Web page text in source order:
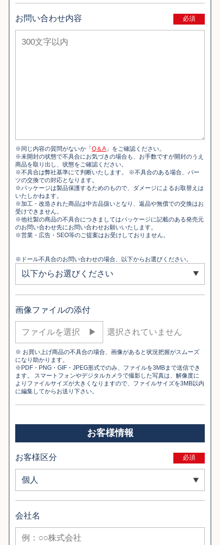
お問い合わせ内容 必須
※同じ内容の質問がないか「Q＆A 」をご確認ください。
※未開封の状態で不具合にお気づきの場合も、お手数ですが開封のうえ
商品を取り出し、状態をご確認ください。
※不具合は弊社基準にて判断いたします。 ※不具合のある場合、パー
ツの交換での対応となります。
※パッケージは製品保護するためのもので、ダメージによるお取替えは
いたしかねます。
※加工・改造された商品は中古品扱いとなり、返品や無償での交換はお
受けできません。
※他社製の商品の不具合につきましてはパッケージに記載のある発売元
のお問い合わせ先にお問い合わせお願いいたします。
※営業・広告・SEO等のご提案はお受けしておりません。
※ドール不具合のお問い合わせの場合、以下からお選びください。
画像ファイルの添付
ファイルを選択 ▶︎
※ お買い上げ商品の不具合の場合、画像があると状況把握がスムーズ
になり助かります。
※PDF・PNG・GIF・JPEG形式でのみ、ファイルを3MBまで送信でき
ます。 スマートフォンやデジタルカメラで撮影した写真は、解像度に
よりファイルサイズが大きくなりますので、ファイルサイズを3MB以内
に編集してからお送り下さい。
お客様情報
お客様区分 必須
会社名